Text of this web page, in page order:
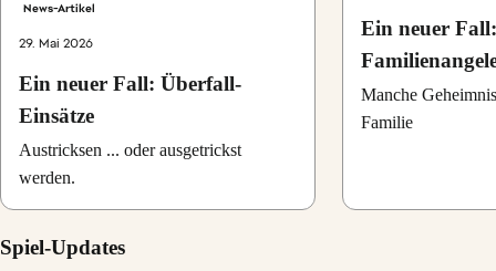
News-Artikel
29. Mai 2026
Ein neuer Fall: Überfall-
Einsätze
Austricksen ... oder ausgetrickst
werden.
Ein neuer
Manche
Familie
Spiel-Updates